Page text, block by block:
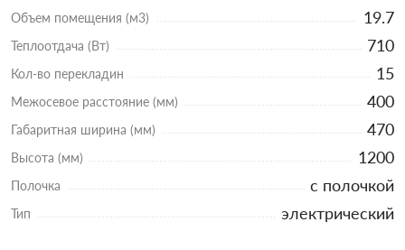
Объем помещения (м3) 19.7
Теплоотдача (Вт) 710
Кол-во перекладин 15
Межосевое расстояние (мм) 400
Габаритная ширина (мм) 470
Высота (мм) 1200
Полочка с полочкой
Тип электрический